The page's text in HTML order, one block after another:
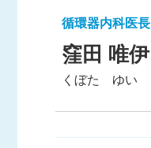
循環器内科医長
窪田 唯伊
くぼた ゆい